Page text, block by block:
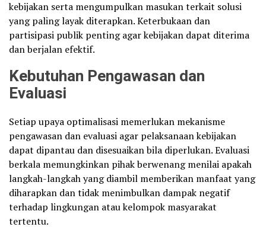
kebijakan serta mengumpulkan masukan terkait solusi
yang paling layak diterapkan. Keterbukaan dan
partisipasi publik penting agar kebijakan dapat diterima
dan berjalan efektif.
Kebutuhan Pengawasan dan
Evaluasi
Setiap upaya optimalisasi memerlukan mekanisme
pengawasan dan evaluasi agar pelaksanaan kebijakan
dapat dipantau dan disesuaikan bila diperlukan. Evaluasi
berkala memungkinkan pihak berwenang menilai apakah
langkah-langkah yang diambil memberikan manfaat yang
diharapkan dan tidak menimbulkan dampak negatif
terhadap lingkungan atau kelompok masyarakat
tertentu.